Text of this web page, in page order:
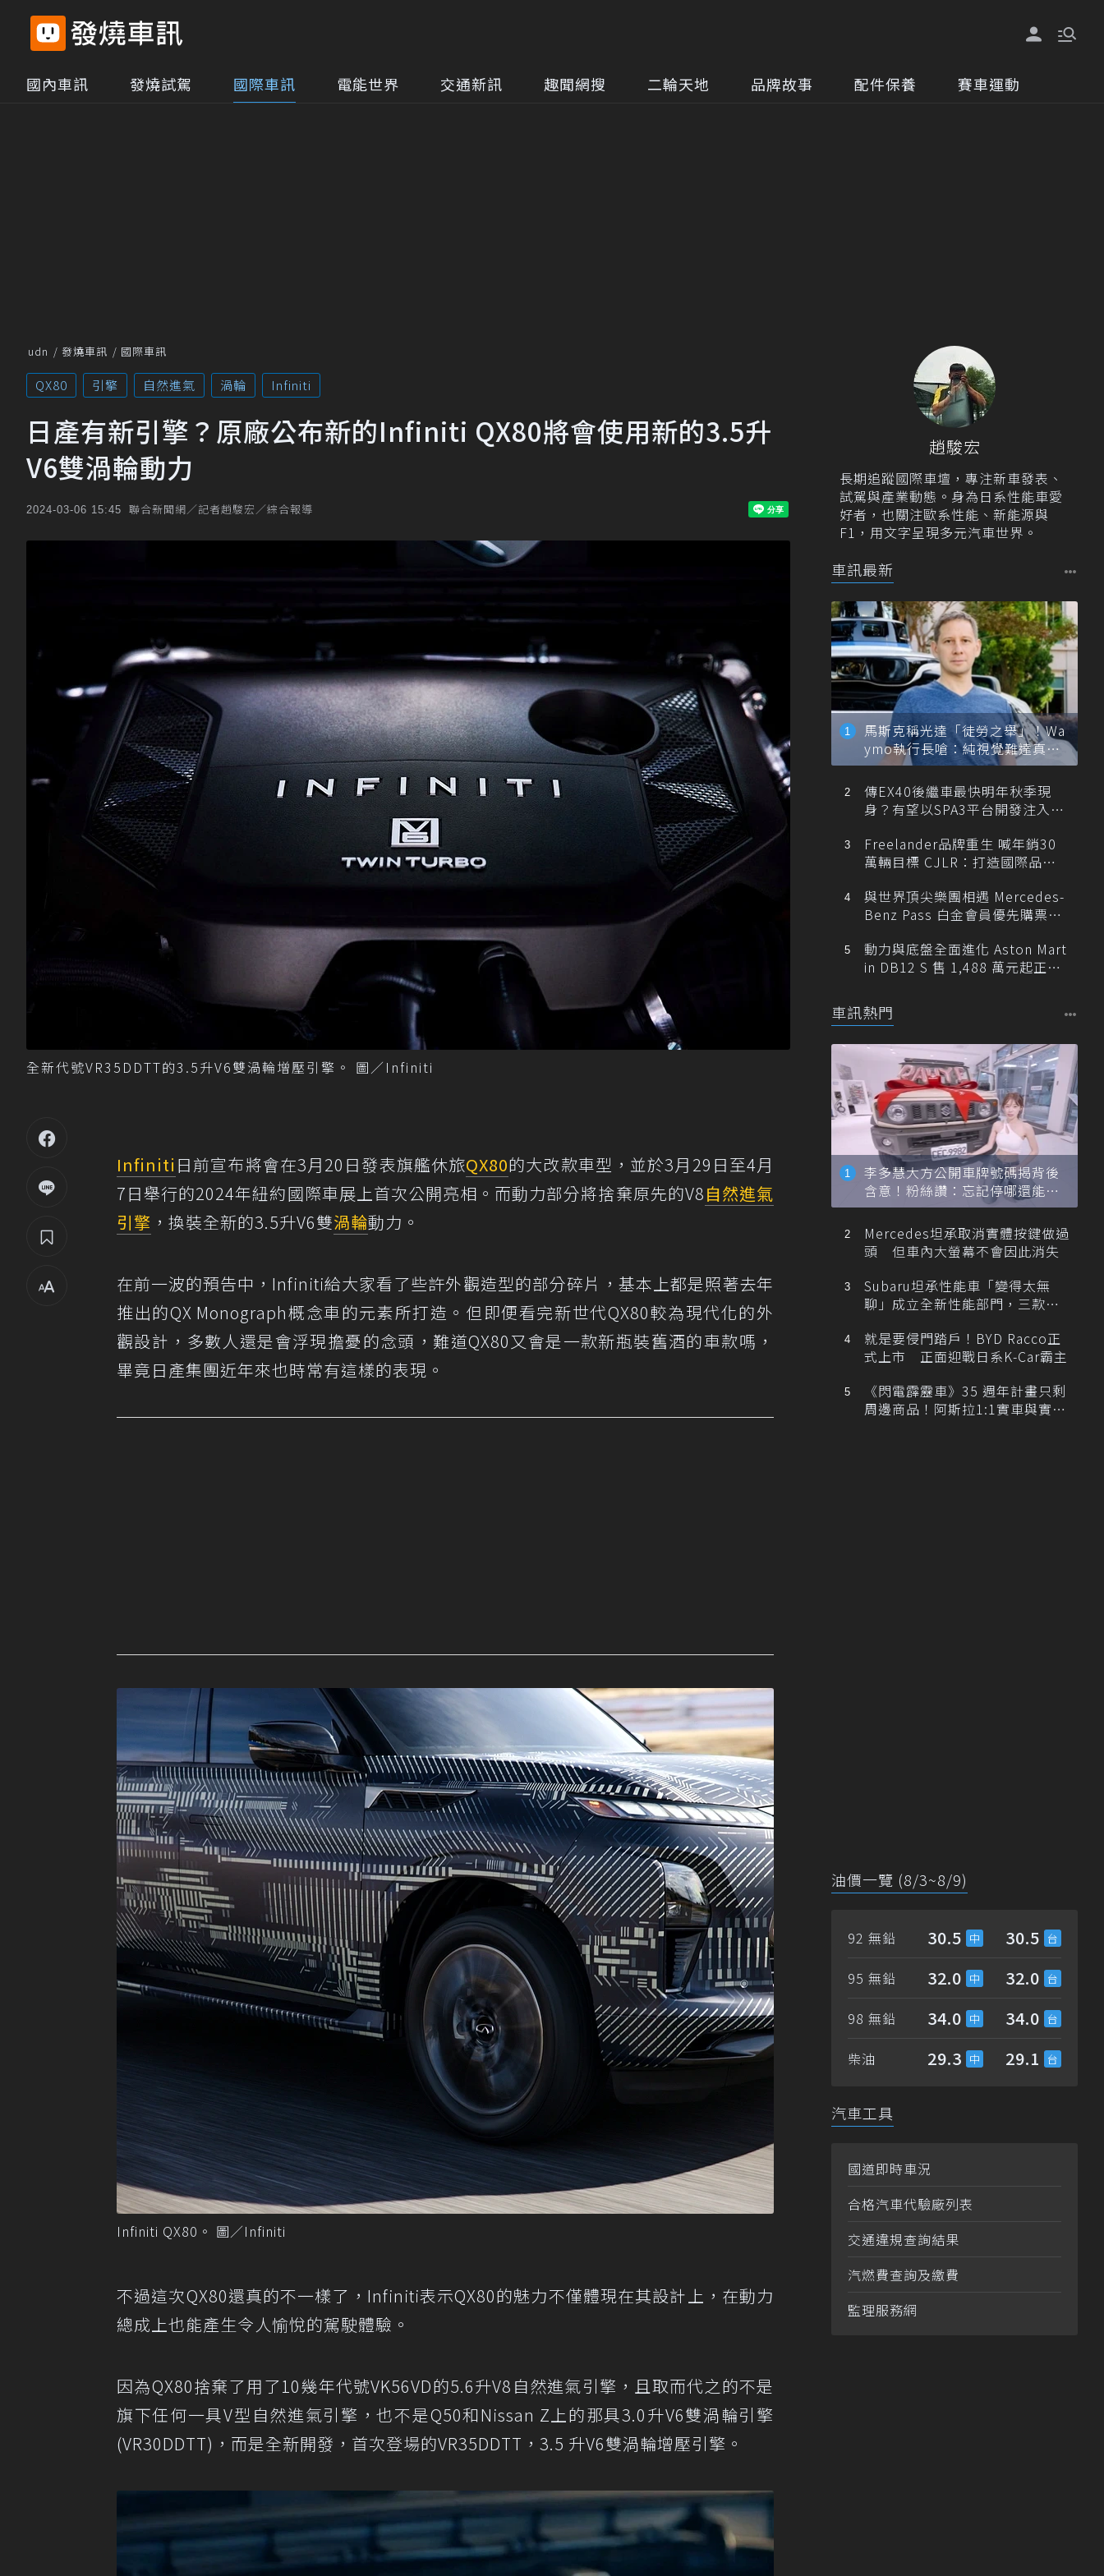
國內車訊 發燒試駕 國際車訊 電能世界 交通新訊 趣聞網搜 二輪天地 品牌故事 配件保養 賽車運動
udn 發燒車訊 國際車訊
QX80 引擎 自然進氣 渦輪 Infiniti
日產有新引擎？原廠公布新的Infiniti QX80將會使用新的3.5升
V6雙渦輪動力
2024-03-06 15:45 聯合新聞網／記者趙駿宏／綜合報導
全新代號VR35DDTT的3.5升V6雙渦輪增壓引擎。 圖／Infiniti
Infiniti 日前宣布將會在3月20日發表旗艦休旅QX80的大改款車型，並於3月29日至4月
7日舉行的2024年紐約國際車展上首次公開亮相。而動力部分將捨棄原先的V8自然進氣
引擎 ，換裝全新的3.5升V6雙渦輪動力。
在前一波的預告中，Infiniti給大家看了些許外觀造型的部分碎片，基本上都是照著去年
推出的QX Monograph概念車的元素所打造。但即便看完新世代QX80較為現代化的外
觀設計，多數人還是會浮現擔憂的念頭，難道QX80又會是一款新瓶裝舊酒的車款嗎，
畢竟日產集團近年來也時常有這樣的表現。
Infiniti QX80。 圖／Infiniti
不過這次QX80還真的不一樣了，Infiniti表示QX80的魅力不僅體現在其設計上，在動力
總成上也能產生令人愉悅的駕駛體驗。
因為QX80捨棄了用了10幾年代號VK56VD的5.6升V8自然進氣引擎，且取而代之的不是
旗下任何一具V型自然進氣引擎，也不是Q50和Nissan Z上的那具3.0升V6雙渦輪引擎
(VR30DDTT)，而是全新開發，首次登場的VR35DDTT，3.5 升V6雙渦輪增壓引擎。
趙駿宏
長期追蹤國際車壇，專注新車發表、
試駕與產業動態。身為日系性能車愛
好者，也關注歐系性能、新能源與
F1，用文字呈現多元汽車世界。
車訊最新
馬斯克稱光達「徒勞之舉」！Wa
ymo執行長嗆：純視覺難達真正
自動駕駛
傳EX40後繼車最快明年秋季現
身？有望以SPA3平台開發注入80
Freelander品牌重生 喊年銷30
萬輛目標 CJLR：打造國際品牌
與世界頂尖樂團相遇 Mercedes-
Benz Pass 白金會員優先購票維
動力與底盤全面進化 Aston Mart
in DB12 S 售 1,488 萬元起正式
車訊熱門
李多慧大方公開車牌號碼揭背後
含意！粉絲讚：忘記停哪還能幫
忙找車
Mercedes坦承取消實體按鍵做過
頭 但車內大螢幕不會因此消失
Subaru坦承性能車「變得太無
聊」成立全新性能部門，三款手
就是要侵門踏戶！BYD Racco正
式上市 正面迎戰日系K-Car霸主
《閃電霹靂車》35 週年計畫只剩
周邊商品！阿斯拉1:1實車與實體
油價一覽 (8/3~8/9)
92 無鉛 30.5 30.5
95 無鉛 32.0 32.0
98 無鉛 34.0 34.0
柴油 29.3 29.1
汽車工具
國道即時車況
合格汽車代驗廠列表
交通違規查詢結果
汽燃費查詢及繳費
監理服務網